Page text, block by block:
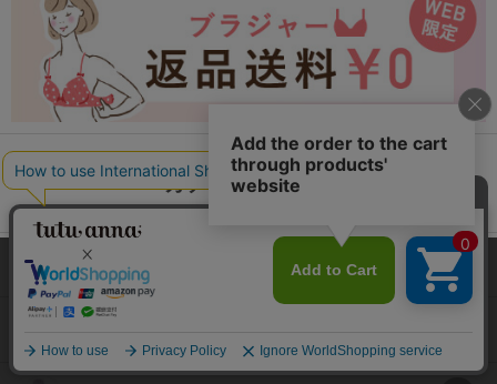
カテゴリから探す
レッグウェア
本サイトでは、より快適にご利用いただけるようCookieを利用し
ています。詳細については
プライバシポリシー
をご確認くださ
い。
承諾する